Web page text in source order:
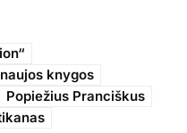
naujos knygos
Popiežius Pranciškus